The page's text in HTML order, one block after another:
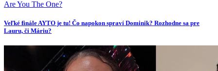
Are You The One?
Veľké finále AYTO je tu! Čo napokon spraví Dominik? Rozhodne sa pre
Lauru, či Máriu?